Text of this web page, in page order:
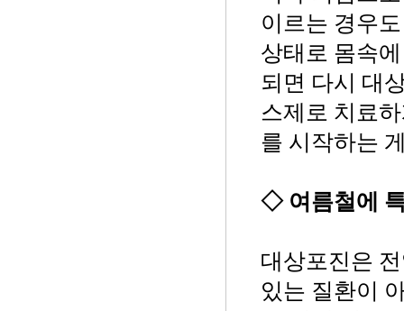
이르는 경우
상태로 몸속
되면 다시 대
스제로 치료
를 시작하는
◇ 여름철에
대상포진은
있는 질환이